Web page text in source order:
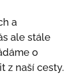
a
ale stále
o
z naší cesty.